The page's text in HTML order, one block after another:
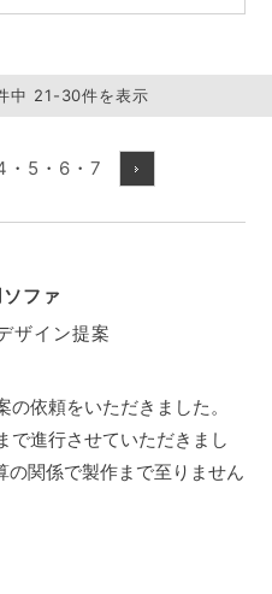
中 21-30件を表示
・ 5 ・ 6 ・7
ファ
ザイン提案
依頼をいただきました。
で進行させていただきまし
の関係で製作まで至りません